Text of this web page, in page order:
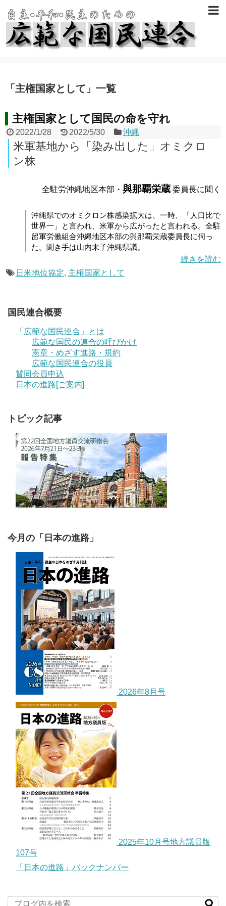
「 主権国家として 」 一覧
主権国家として国民の命を守れ
2022/1/28 2022/5/30 沖縄
米軍基地から「染み出した」オミクロ
ン株
全駐労沖縄地区本部・ 與那覇栄蔵 委員長に聞く
沖縄県でのオミクロン株感染拡大は、一時、「人口比で
世界一」と言われ、米軍から広がったと言われる。全駐
留軍労働組合沖縄地区本部の與那覇栄蔵委員長に伺っ
た。聞き手は山内末子沖縄県議。
続きを読む
日米地位協定, 主権国家として
国民連合概要
「広範な国民連合」とは
広範な国民の連合の呼びかけ
憲章・めざす進路・規約
広範な国民連合の役員
賛同会員申込
日本の進路[ご案内]
トピック記事
今月の「日本の進路」
2026年8月号
2025年10月号地方議員版
107号
「日本の進路」バックナンバー